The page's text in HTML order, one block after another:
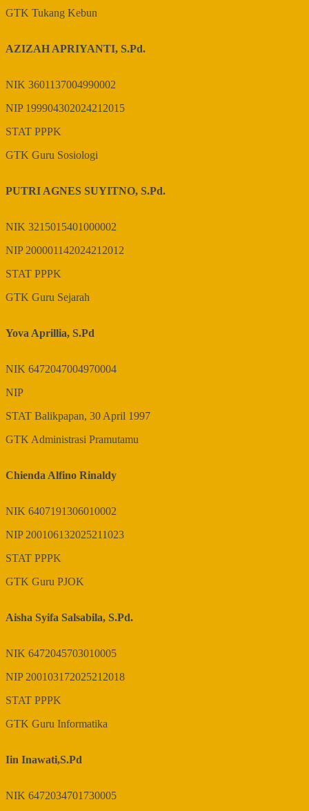
GTK Tukang Kebun
AZIZAH APRIYANTI, S.Pd.
NIK 3601137004990002
NIP 199904302024212015
STAT PPPK
GTK Guru Sosiologi
PUTRI AGNES SUYITNO, S.Pd.
NIK 3215015401000002
NIP200001142024212012
STAT PPPK
GTK Guru Sejarah
Yova Aprillia, S.Pd
NIK 6472047004970004
NIP
STAT Balikpapan, 30 April 1997
GTKAdministrasi Pramutamu
Chienda Alfino Rinaldy
NIK 6407191306010002
NIP200106132025211023
STAT PPPK
GTK Guru PJOK
Aisha Syifa Salsabila, S.Pd.
NIK 6472045703010005
NIP200103172025212018
STAT PPPK
GTK Guru Informatika
Iin Inawati,S.Pd
NIK 6472034701730005